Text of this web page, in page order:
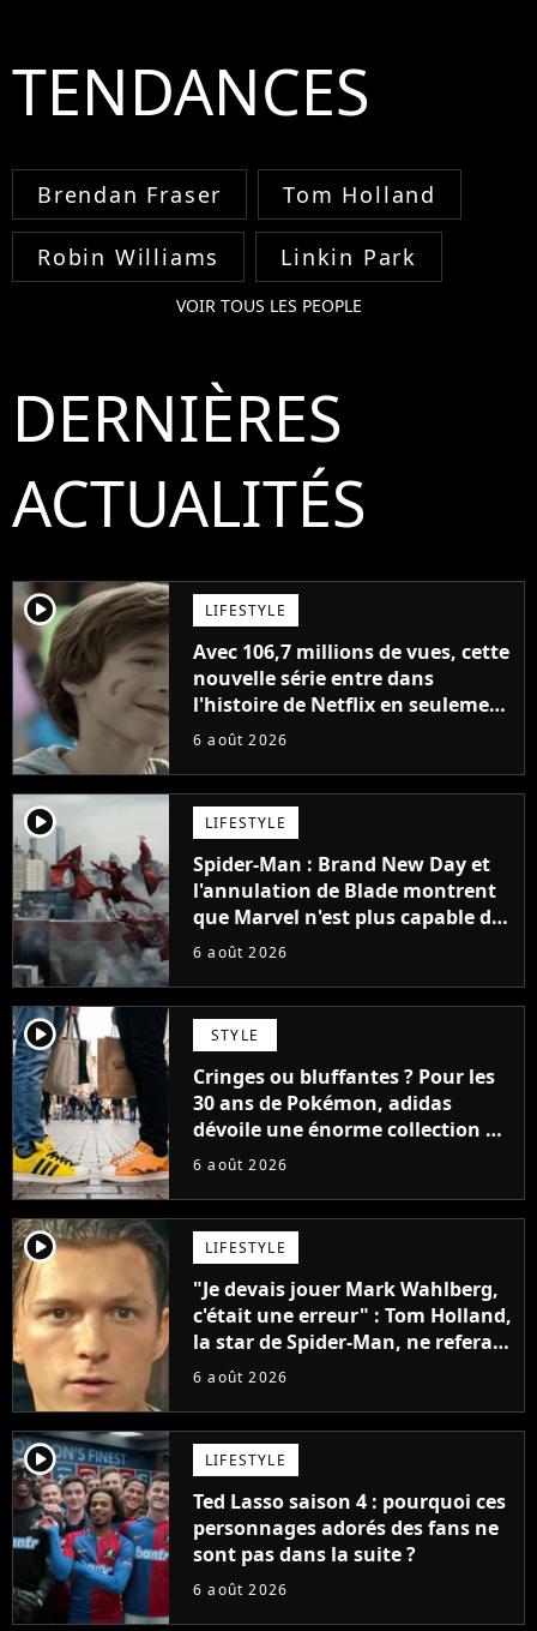
TENDANCES
Brendan Fraser Tom Holland
Robin Williams Linkin Park
VOIR TOUS LES PEOPLE
DERNIÈRES
ACTUALITÉS
player2 LIFESTYLE
Avec 106,7 millions de vues, cette
nouvelle série entre dans
l'histoire de Netflix en seulement
48 jours
6 août 2026
player2 LIFESTYLE
Spider-Man : Brand New Day et
l'annulation de Blade montrent
que Marvel n'est plus capable de
faire quoi que ce soit de simple
6 août 2026
player2 STYLE
Cringes ou bluffantes ? Pour les
30 ans de Pokémon, adidas
dévoile une énorme collection de
sneakers et je ne sais pas quoi en
6 août 2026
player2 LIFESTYLE
"Je devais jouer Mark Wahlberg,
c'était une erreur" : Tom Holland,
la star de Spider-Man, ne referait
pas ce blockbuster
6 août 2026
player2 LIFESTYLE
Ted Lasso saison 4 : pourquoi ces
personnages adorés des fans ne
sont pas dans la suite ?
6 août 2026